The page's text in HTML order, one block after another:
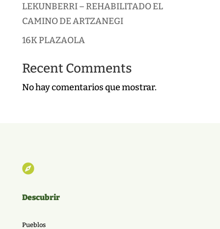
LEKUNBERRI – REHABILITADO EL
CAMINO DE ARTZANEGI
16K PLAZAOLA
Recent Comments
No hay comentarios que mostrar.

Descubrir
Pueblos